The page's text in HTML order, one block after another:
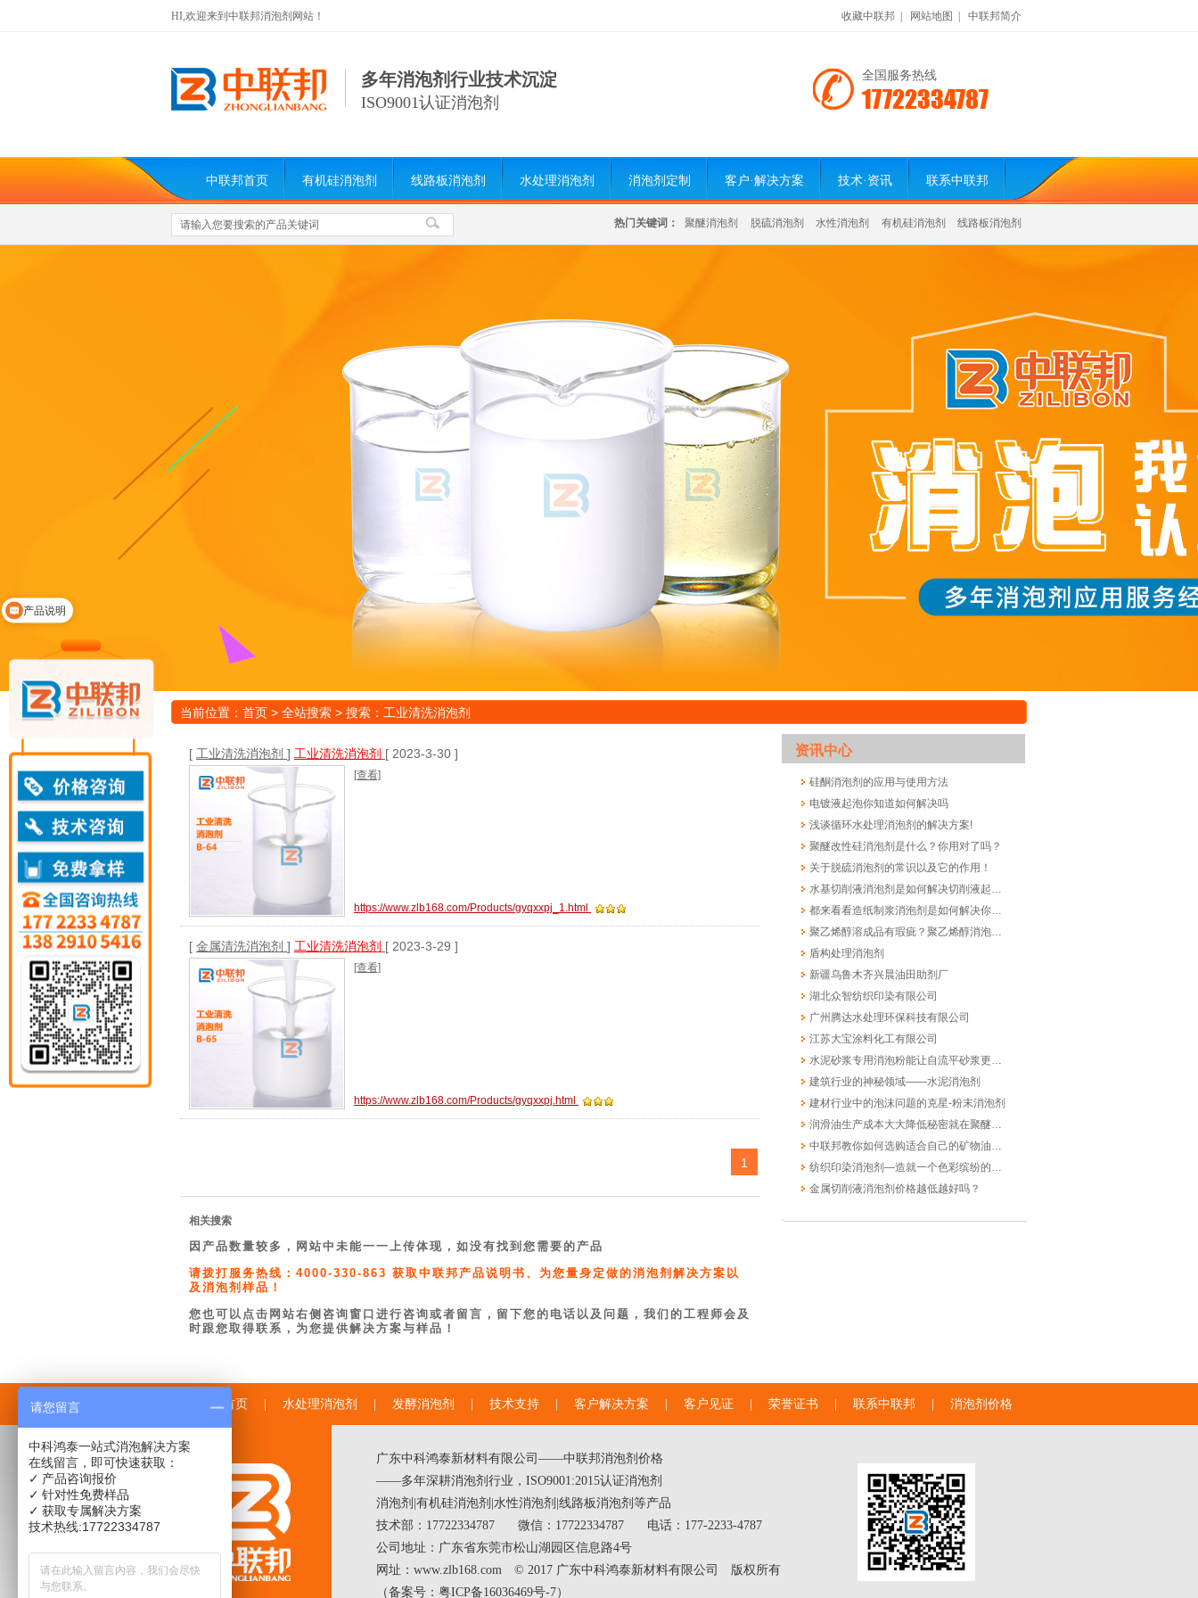
收藏中联邦 网站地图 中联邦简介
HI,欢迎来到中联邦消泡剂网站！
多年消泡剂行业技术沉淀
ISO9001认证消泡剂
全国服务热线
17722334787
中联邦首页 有机硅消泡剂 线路板消泡剂 水处理消泡剂 消泡剂定制 客户·解决方案 技术·资讯 联系中联邦
热门关键词： 聚醚消泡剂 脱硫消泡剂 水性消泡剂 有机硅消泡剂 线路板消泡剂
当前位置： 首页 > 全站搜索 > 搜索：工业清洗消泡剂
[ 工业清洗消泡剂 ] 工业清洗消泡剂 [ 2023-3-30 ]
[查看]
https://www.zlb168.com/Products/gyqxxpj_1.html
[ 金属清洗消泡剂 ] 工业清洗消泡剂 [ 2023-3-29 ]
[查看]
https://www.zlb168.com/Products/gyqxxpj.html
1
相关搜索
因产品数量较多，网站中未能一一上传体现，如没有找到您需要的产品
请拨打服务热线：4000-330-863 获取中联邦产品说明书、为您量身定做的消泡剂解决方案以
及消泡剂样品！
您也可以点击网站右侧咨询窗口进行咨询或者留言，留下您的电话以及问题，我们的工程师会及
时跟您取得联系，为您提供解决方案与样品！
资讯中心
硅酮消泡剂的应用与使用方法
电镀液起泡你知道如何解决吗
浅谈循环水处理消泡剂的解决方案!
聚醚改性硅消泡剂是什么？你用对了吗？
关于脱硫消泡剂的常识以及它的作用！
水基切削液消泡剂是如何解决切削液起泡的?
都来看看造纸制浆消泡剂是如何解决你的泡沫烦恼的!
聚乙烯醇溶成品有瑕疵？聚乙烯醇消泡剂告诉您怎么做
盾构处理消泡剂
新疆乌鲁木齐兴晨油田助剂厂
湖北众智纺织印染有限公司
广州腾达水处理环保科技有限公司
江苏大宝涂料化工有限公司
水泥砂浆专用消泡粉能让自流平砂浆更光滑更长寿吗
建筑行业的神秘领域——水泥消泡剂
建材行业中的泡沫问题的克星-粉末消泡剂
润滑油生产成本大大降低秘密就在聚醚消泡剂
中联邦教你如何选购适合自己的矿物油消泡剂
纺织印染消泡剂—造就一个色彩缤纷的世界
金属切削液消泡剂价格越低越好吗？
中联邦首页 水处理消泡剂 发酵消泡剂 技术支持 客户解决方案 客户见证 荣誉证书 联系中联邦 消泡剂价格
广东中科鸿泰新材料有限公司——中联邦消泡剂价格
——多年深耕消泡剂行业，ISO9001:2015认证消泡剂
消泡剂 有机硅消泡剂 水性消泡剂 |线路板消泡剂等产品
技术部：17722334787
微信：17722334787
电话：177-2233-4787
公司地址：广东省东莞市松山湖园区信息路4号
网址：www.zlb168.com © 2017 广东中科鸿泰新材料有限公司 版权所有
（备案号： 粤ICP备16036469号-7）
产品说明
请您留言
中科鸿泰一站式消泡解决方案
在线留言，即可快速获取：
✓ 产品咨询报价
✓ 针对性免费样品
✓ 获取专属解决方案
技术热线:17722334787